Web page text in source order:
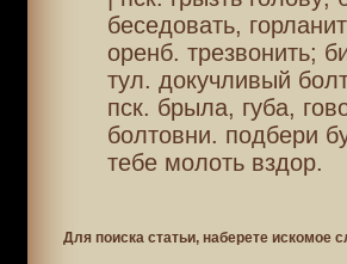
беседовать,
оренб. трезвонить;
тул. докучливый
пск. брыла, губа,
болтовни. подбери
тебе молоть вздор.
Для поиска статьи, наберете искомое